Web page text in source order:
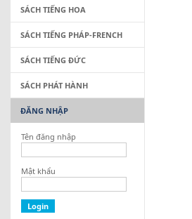
SÁCH TIẾNG HOA
SÁCH TIẾNG PHÁP-FRENCH
SÁCH TIẾNG ĐỨC
SÁCH PHÁT HÀNH
ĐĂNG NHẬP
Tên đăng nhập
Mật khẩu